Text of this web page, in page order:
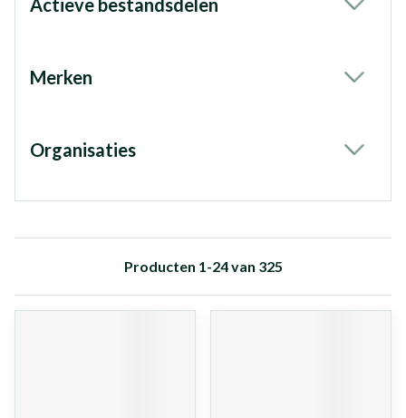
Actieve bestandsdelen
Merken
Organisaties
Producten 1-24van 325